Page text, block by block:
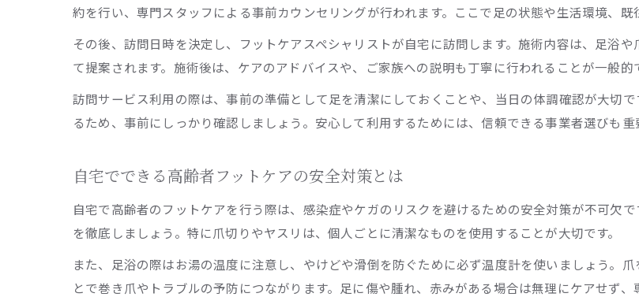
高齢者フットケアの専門家と地域連携サ
高齢者向けフットケアサービス利用時の
高齢者フットケアで安心感を得る地域サポ
日本訪問フットケアサービスとの地域連
高齢者の足元を守るために必要な自宅ケアとは
高齢者の足の爪切りケアが重要な理由と注
フットケアスペシャリストによる自宅ケ
高齢者フットケアで避けたいトラブルと予
高齢者フットケアを習慣にするポイントと
自宅で始める高齢者フットケアの安心ポイント
約を行い、専門スタッフによる事前カウンセリングが行われます。ここで足の状態や生活環境、既
その後、訪問日時を決定し、フットケアスペシャリストが自宅に訪問します。施術内容は、足浴
て提案されます。施術後は、ケアのアドバイスや、ご家族への説明も丁寧に行われることが一般的
訪問サービス利用の際は、事前の準備として足を清潔にしておくことや、当日の体調確認が大切
るため、事前にしっかり確認しましょう。安心して利用するためには、信頼できる事業者選びも重
自宅でできる高齢者フットケアの安全対策とは
自宅で高齢者のフットケアを行う際は、感染症やケガのリスクを避けるための安全対策が不可欠
を徹底しましょう。特に爪切りやヤスリは、個人ごとに清潔なものを使用することが大切です。
また、足浴の際はお湯の温度に注意し、やけどや滑倒を防ぐために必ず温度計を使いましょう。
とで巻き爪やトラブルの予防につながります。足に傷や腫れ、赤みがある場合は無理にケアせず、